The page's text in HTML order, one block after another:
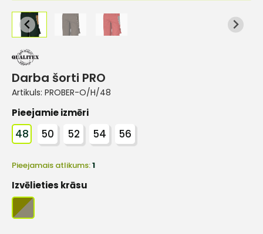
Darba šorti PRO
Artikuls: PROBER-O/H/48
Pieejamie izmēri
48 50 52 54 56
Pieejamais atlikums:1
Izvēlieties krāsu